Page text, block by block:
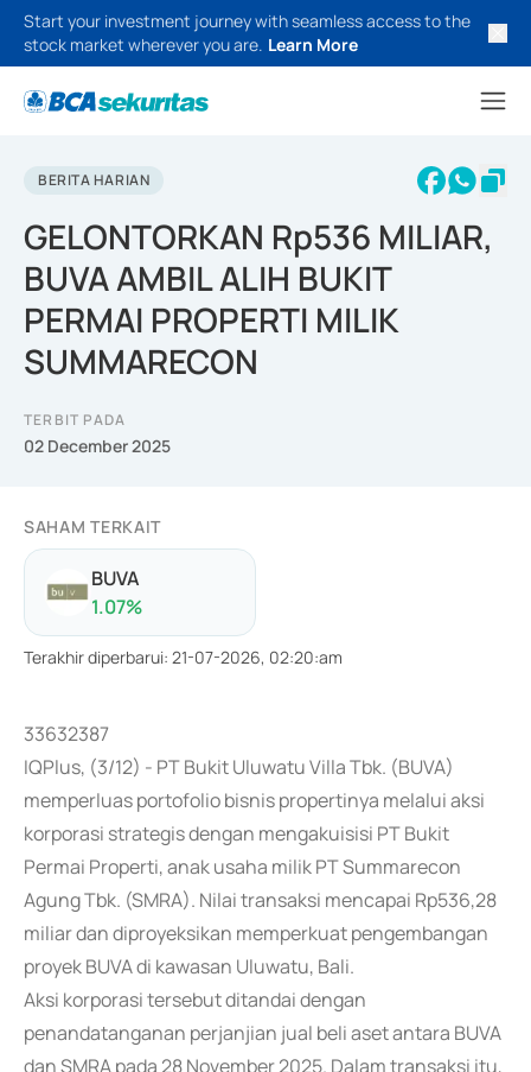
Start your investment journey with seamless access to the
stock market wherever you are. Learn More
BERITA HARIAN
GELONTORKAN Rp536 MILIAR,
BUVA AMBIL ALIH BUKIT
PERMAI PROPERTI MILIK
SUMMARECON
TERBIT PADA
02 December 2025
SAHAM TERKAIT
BUVA
1.07%
Terakhir diperbarui: 21-07-2026, 02:20:am
33632387
IQPlus, (3/12) - PT Bukit Uluwatu Villa Tbk. (BUVA)
memperluas portofolio bisnis propertinya melalui aksi
korporasi strategis dengan mengakuisisi PT Bukit
Permai Properti, anak usaha milik PT Summarecon
Agung Tbk. (SMRA). Nilai transaksi mencapai Rp536,28
miliar dan diproyeksikan memperkuat pengembangan
proyek BUVA di kawasan Uluwatu, Bali.
Aksi korporasi tersebut ditandai dengan
penandatanganan perjanjian jual beli aset antara BUVA
dan SMRA pada 28 November 2025. Dalam transaksi itu,